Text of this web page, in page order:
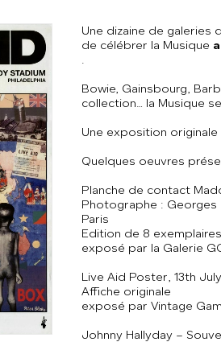
Une dizaine de galeries
de célébrer la Musique
Bowie, Gainsbourg,
collection… la Musique
Une exposition originale
Quelques oeuvres
Planche de contact
Photographe : Georges
Paris
Edition de 8
exposé par la Galerie
Live Aid Poster, 13th July
Affiche originale
exposé par Vintage
Johnny Hallyday ‎–